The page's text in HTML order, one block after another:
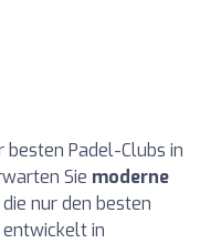
besten Padel-Clubs in
Sie moderne
die nur den besten
in